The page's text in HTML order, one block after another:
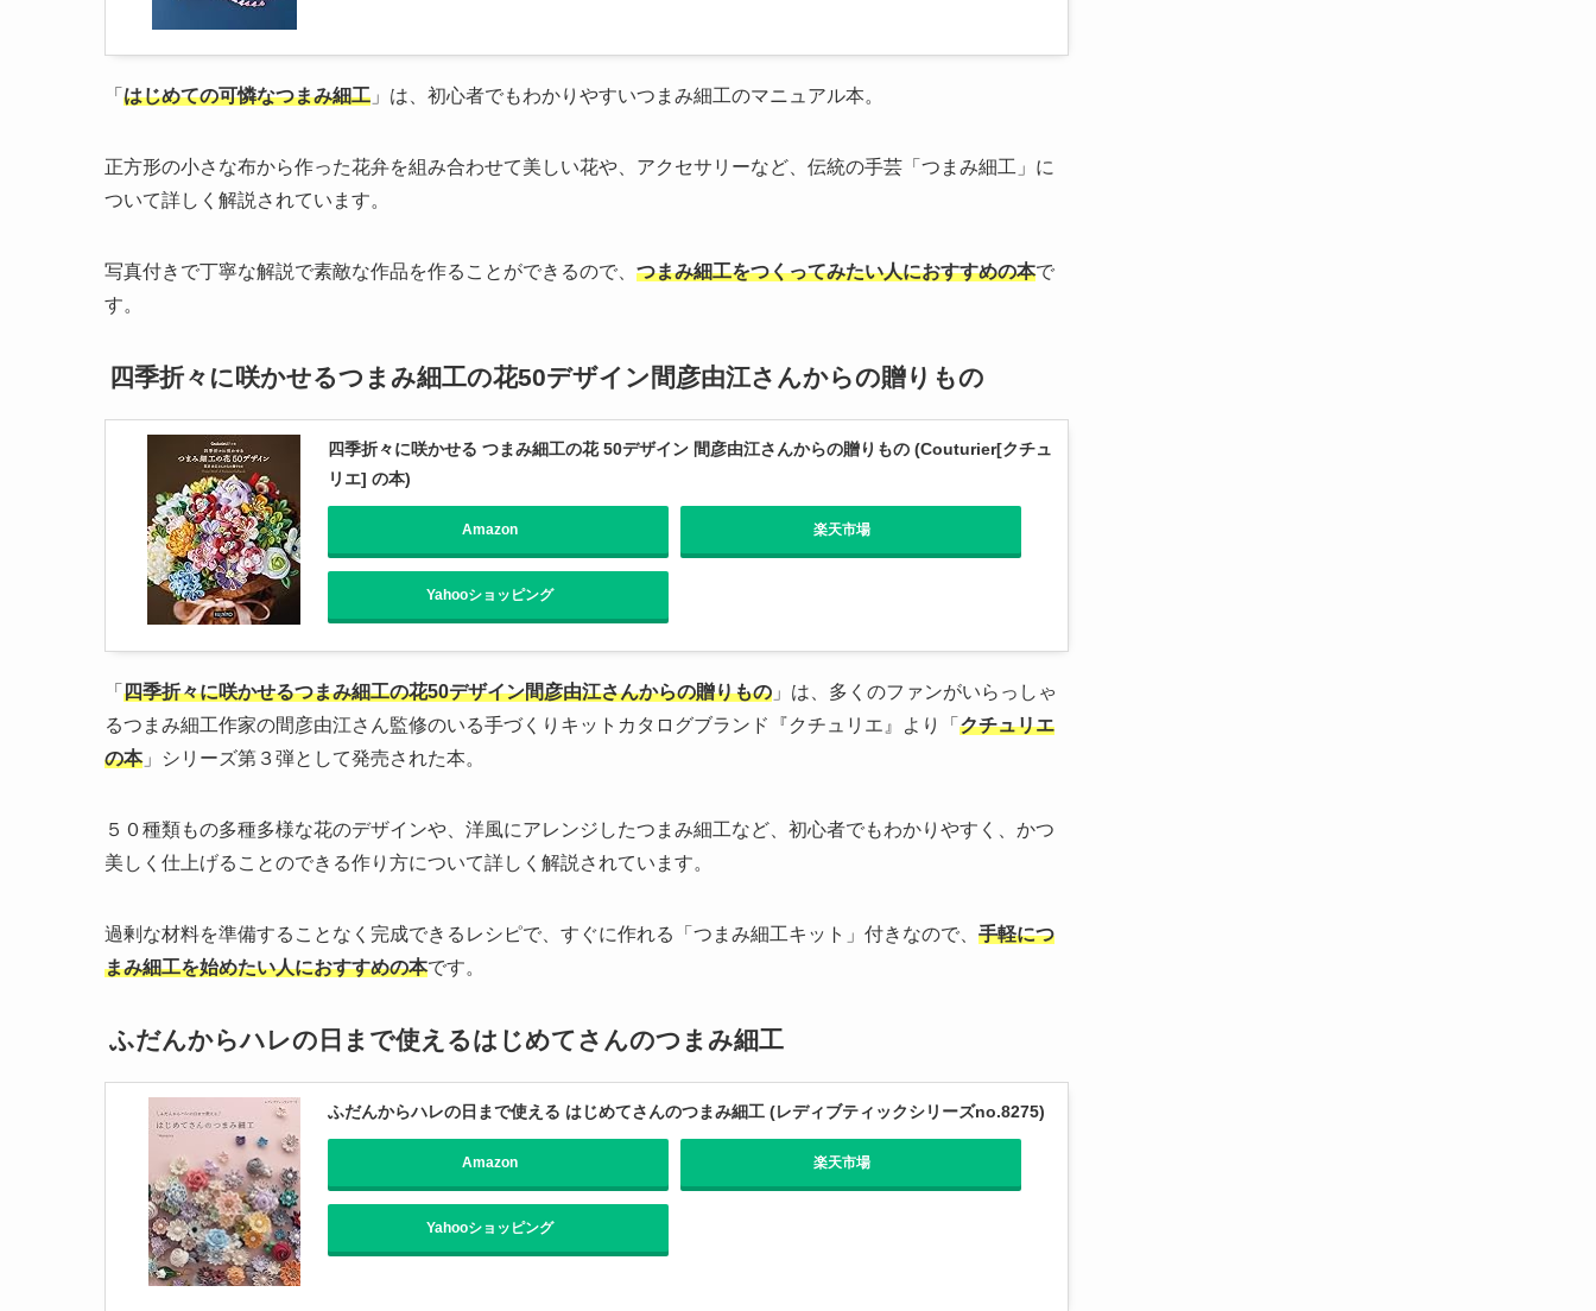
「 はじめての可憐なつまみ細工 」は、初心者でもわかりやすいつまみ細工のマニュアル本。
正方形の小さな布から作った花弁を組み合わせて美しい花や、アクセサリーなど、伝統の手芸「つまみ細工」に
ついて詳しく解説されています。
写真付きで丁寧な解説で素敵な作品を作ることができるので、 つまみ細工をつくってみたい人におすすめの本で
す。
四季折々に咲かせるつまみ細工の花50デザイン間彦由江さんからの贈りもの
四季折々に咲かせる つまみ細工の花 50デザイン 間彦由江さんからの贈りもの (Couturier[クチュ
リエ] の本)
Amazon 楽天市場
Yahooショッピング
「 四季折々に咲かせるつまみ細工の花50デザイン間彦由江さんからの贈りもの 」は、多くのファンがいらっしゃ
るつまみ細工作家の間彦由江さん監修のいる手づくりキットカタログブランド『クチュリエ』より「 クチュリエ
の本」シリーズ第３弾として発売された本。
５０種類もの多種多様な花のデザインや、洋風にアレンジしたつまみ細工など、初心者でもわかりやすく、かつ
美しく仕上げることのできる作り方について詳しく解説されています。
過剰な材料を準備することなく完成できるレシピで、すぐに作れる「つまみ細工キット」付きなので、 手軽につ
まみ細工を始めたい人におすすめの本です。
ふだんからハレの日まで使えるはじめてさんのつまみ細工
ふだんからハレの日まで使える はじめてさんのつまみ細工 (レディブティックシリーズno.8275)
Amazon 楽天市場
Yahooショッピング